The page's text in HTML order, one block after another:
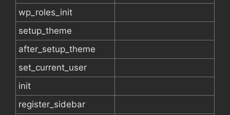
wp_roles_init
setup_theme
after_setup_theme
set_current_user
init
register_sidebar